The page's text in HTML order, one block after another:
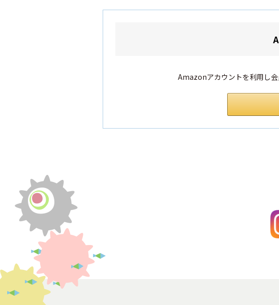
Amazonアカウントを利用し